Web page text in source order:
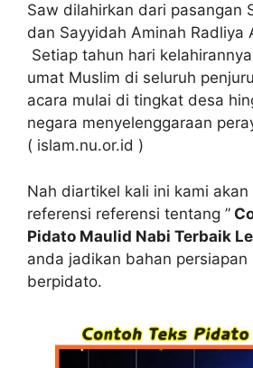
Saw dilahirkan dari pasangan
dan Sayyidah Aminah Radliya
Setiap tahun hari
umat Muslim di seluruh
acara mulai di tingkat desa
negara menyelenggaraan
( islam.nu.or.id )
Nah diartikel kali ini kami
referensi referensi tentang ”
Pidato Maulid Nabi Terbaik
anda jadikan bahan persiapan
berpidato.